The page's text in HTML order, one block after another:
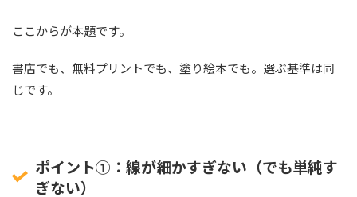
ここからが本題です。
書店でも、無料プリントでも、塗り絵本でも。選ぶ基準は同
じです。
ポイント①：線が細かすぎない（でも単純す
ぎない）